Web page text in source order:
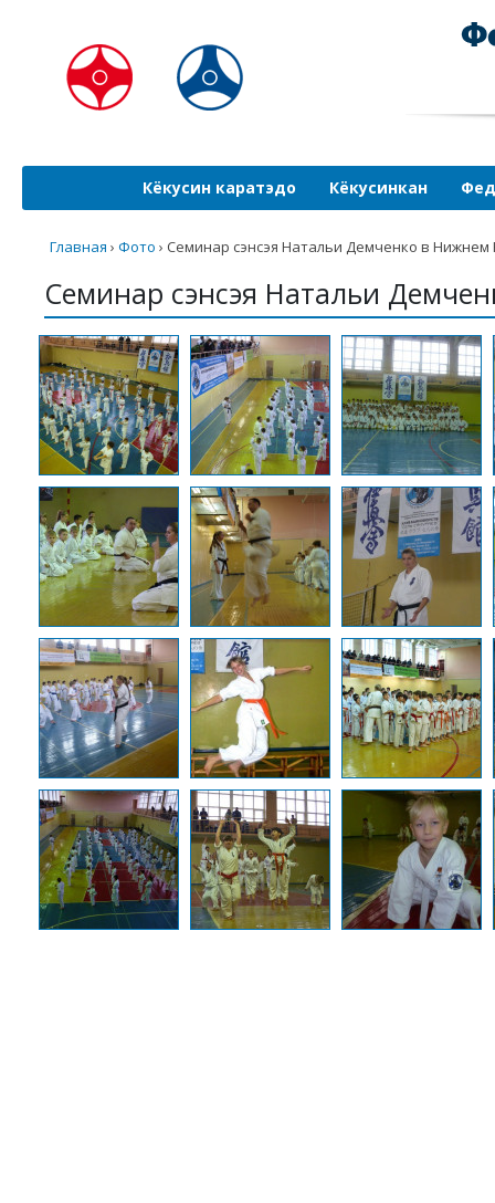
Кёкусин каратэдо Кёкусинкан
Главная › Фото › Семинар сэнсэя Натальи Демченко в Нижнем
Семинар сэнсэя Натальи